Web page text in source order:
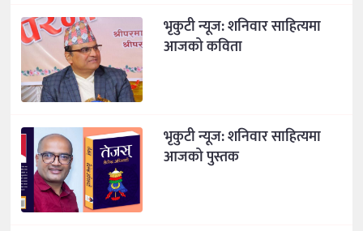
भृकुटी न्यूज: शनिवार साहित्यमा
आजको कविता
भृकुटी न्यूज: शनिवार साहित्यमा
आजको पुस्तक